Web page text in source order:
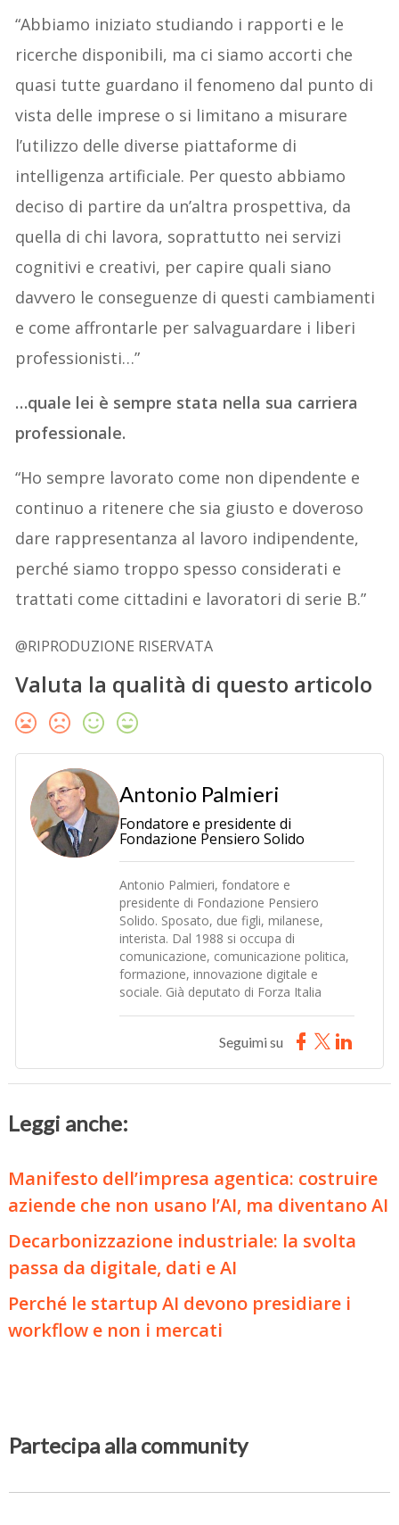
“Abbiamo iniziato studiando i rapporti e le
ricerche disponibili, ma ci siamo accorti che
quasi tutte guardano il fenomeno dal punto di
vista delle imprese o si limitano a misurare
l’utilizzo delle diverse piattaforme di
intelligenza artificiale. Per questo abbiamo
deciso di partire da un’altra prospettiva, da
quella di chi lavora, soprattutto nei servizi
cognitivi e creativi, per capire quali siano
davvero le conseguenze di questi cambiamenti
e come affrontarle per salvaguardare i liberi
professionisti…”
…quale lei è sempre stata nella sua carriera
professionale.
“Ho sempre lavorato come non dipendente e
continuo a ritenere che sia giusto e doveroso
dare rappresentanza al lavoro indipendente,
perché siamo troppo spesso considerati e
trattati come cittadini e lavoratori di serie B.”
@RIPRODUZIONE RISERVATA
Valuta la qualità di questo articolo
Antonio Palmieri
Fondatore e presidente di
Fondazione Pensiero Solido
Antonio Palmieri, fondatore e
presidente di Fondazione Pensiero
Solido. Sposato, due figli, milanese,
interista. Dal 1988 si occupa di
comunicazione, comunicazione politica,
formazione, innovazione digitale e
sociale. Già deputato di Forza Italia
Seguimi su
Leggi anche:
Manifesto dell’impresa agentica: costruire
aziende che non usano l’AI, ma diventano AI
Decarbonizzazione industriale: la svolta
passa da digitale, dati e AI
Perché le startup AI devono presidiare i
workflow e non i mercati
Partecipa alla community